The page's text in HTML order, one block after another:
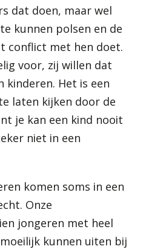
dat doen, maar wel
kunnen polsen en de
conflict met hen doet.
voor, zij willen dat
kinderen. Het is een
laten kijken door de
je kan een kind nooit
niet in een
komen soms in een
Onze
jongeren met heel
kunnen uiten bij